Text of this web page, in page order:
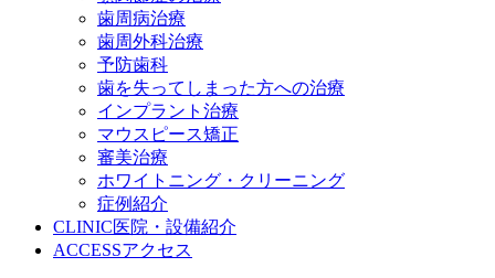
歯周病治療
歯周外科治療
予防歯科
歯を失ってしまった方への治療
インプラント治療
マウスピース矯正
審美治療
ホワイトニング・クリーニング
症例紹介
CLINIC医院・設備紹介
ACCESSアクセス